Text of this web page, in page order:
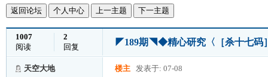
返回论坛 个人中心 上一主题 下一主题
1007
阅读
2
回复
◤189期◥◆精心研究〈［杀十七码
天空大地 楼主 发表于: 07-08